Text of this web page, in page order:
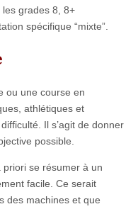
grades 8, 8+
spécifique “mixte”.
ou une course en
athlétiques et
Il s’agit de donner
possible.
se résumer à un
facile. Ce serait
des machines et que